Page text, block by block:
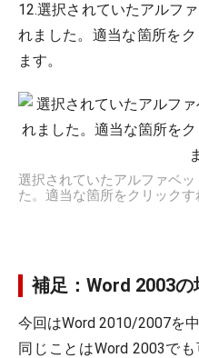
12.選択されていたアルフ
れました。適当な箇所を
ます。
選択されていたアルファベ
た。適当な箇所をクリック
補足：Word 2003の
今回はWord 2010/2007を
同じことはWord 2003で